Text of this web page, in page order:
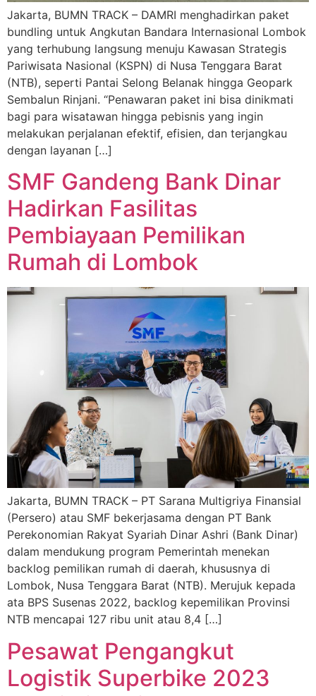
Jakarta, BUMN TRACK – DAMRI menghadirkan paket
bundling untuk Angkutan Bandara Internasional Lombok
yang terhubung langsung menuju Kawasan Strategis
Pariwisata Nasional (KSPN) di Nusa Tenggara Barat
(NTB), seperti Pantai Selong Belanak hingga Geopark
Sembalun Rinjani. “Penawaran paket ini bisa dinikmati
bagi para wisatawan hingga pebisnis yang ingin
melakukan perjalanan efektif, efisien, dan terjangkau
dengan layanan […]
SMF Gandeng Bank Dinar
Hadirkan Fasilitas
Pembiayaan Pemilikan
Rumah di Lombok
Jakarta, BUMN TRACK – PT Sarana Multigriya Finansial
(Persero) atau SMF bekerjasama dengan PT Bank
Perekonomian Rakyat Syariah Dinar Ashri (Bank Dinar)
dalam mendukung program Pemerintah menekan
backlog pemilikan rumah di daerah, khususnya di
Lombok, Nusa Tenggara Barat (NTB). Merujuk kepada
ata BPS Susenas 2022, backlog kepemilikan Provinsi
NTB mencapai 127 ribu unit atau 8,4 […]
Pesawat Pengangkut
Logistik Superbike 2023